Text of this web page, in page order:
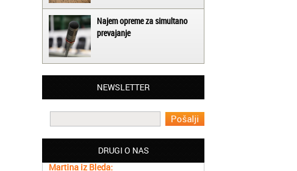
Najem opreme za simultano
prevajanje
NEWSLETTER
DRUGI O NAS
Matjaž iz Ajdovščine:
prevajalske storitve opravljajo hitro in
učinkoviti.
Martina iz Bleda:
Potrebovala sem prevajanje iz